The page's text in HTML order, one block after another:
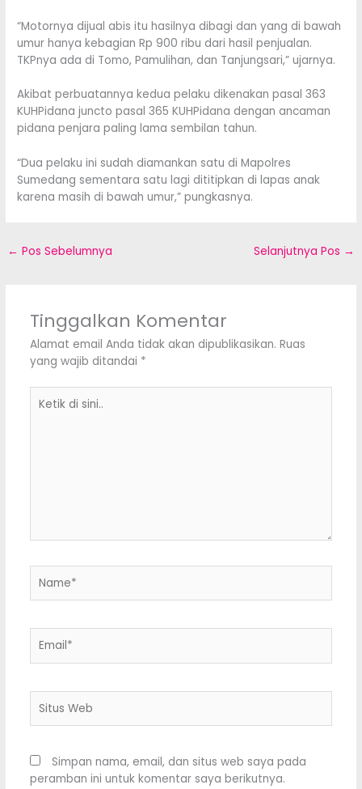
“Motornya dijual abis itu hasilnya dibagi dan yang di bawah
umur hanya kebagian Rp 900 ribu dari hasil penjualan.
TKPnya ada di Tomo, Pamulihan, dan Tanjungsari,” ujarnya.
Akibat perbuatannya kedua pelaku dikenakan pasal 363
KUHPidana juncto pasal 365 KUHPidana dengan ancaman
pidana penjara paling lama sembilan tahun.
“Dua pelaku ini sudah diamankan satu di Mapolres
Sumedang sementara satu lagi dititipkan di lapas anak
karena masih di bawah umur,” pungkasnya.
← Pos Sebelumnya Selanjutnya Pos →
Tinggalkan Komentar
Alamat email Anda tidak akan dipublikasikan. Ruas
yang wajib ditandai *
Web
Simpan nama, email, dan situs web saya pada
peramban ini untuk komentar saya berikutnya.